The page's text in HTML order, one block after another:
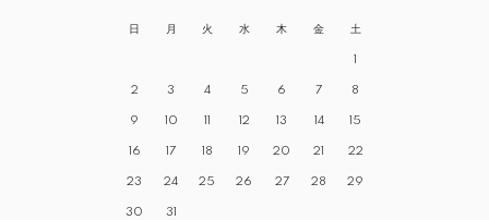
日 月 火 水 木 金 土
1
2 3 4 5 6 7 8
9 10 11 12 13 14 15
16 17 18 19 20 21 22
23 24 25 26 27 28 29
30 31